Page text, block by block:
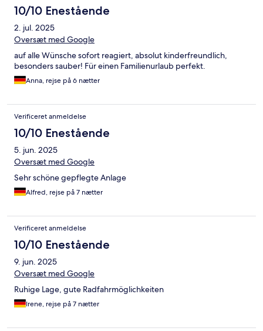
10/10 Enestående
2. jul. 2025
Oversæt med Google
auf alle Wünsche sofort reagiert, absolut kinderfreundlich,
besonders sauber! Für einen Familienurlaub perfekt.
Anna, rejse på 6 nætter
Verificeret anmeldelse
10/10 Enestående
5. jun. 2025
Oversæt med Google
Sehr schöne gepflegte Anlage
Alfred, rejse på 7 nætter
Verificeret anmeldelse
10/10 Enestående
9. jun. 2025
Oversæt med Google
Ruhige Lage, gute Radfahrmöglichkeiten
Irene, rejse på 7 nætter